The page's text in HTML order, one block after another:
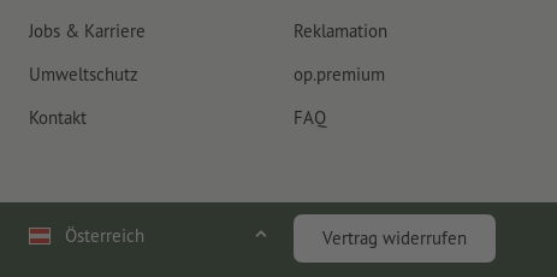
Jobs & Karriere
Umweltschutz
Kontakt
Reklamation
op.premium
FAQ
Österreich Vertrag widerrufen